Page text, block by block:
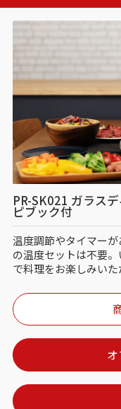
PR-SK021 ガラス
ピブック付
温度調節やタイマー
の温度セットは不要
で料理をお楽しみいた